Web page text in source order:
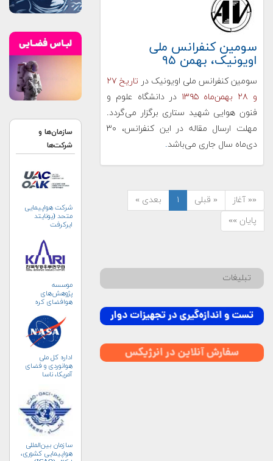
سومین کنفرانس ملی
اویونیک، بهمن ۹۵
سومین کنفرانس ملی اویونیک در
تاریخ‌ ۲۷
و ۲۸ بهمن‌ماه ۱۳۹۵
در دانشگاه علوم و
فنون هوایی شهید ستاری برگزار می‌گردد.
مهلت ارسال مقاله در این کنفرانس، ۳۰
دی‌ماه سال جاری می‌باشد.
«« آغاز « قبلی ۱
بعدی »
پایان »»
تبلیغات
سازمان‌ها و
شرکت‌ها
شرکت هواپیمایی
متحد (یونایتد
ایرکرفت
موسسه
پژوهش‌های
هوافضای کره
اداره کل ملی
هوانوردی و فضای
آمریکا، ناسا
سازمان بین‌المللی
هواپیمایی کشوری،